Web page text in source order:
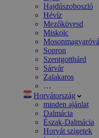
Hajdúszoboszló
Hévíz
Mezőkövesd
Miskolc
Sopron
Szentgotthárd
Sárvár
Zalakaros
…
Horvátország
minden ajánlat
Dalmácia
Észak-Dalmácia
Horvát szigetek